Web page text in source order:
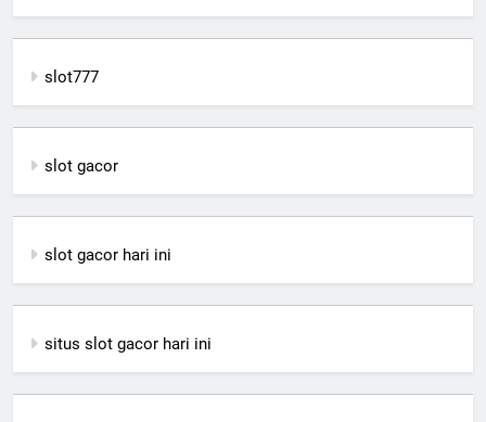
slot777
slot gacor
slot gacor hari ini
situs slot gacor hari ini